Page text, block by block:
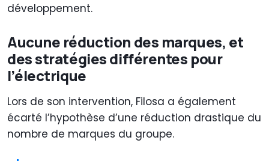
développement.
Aucune réduction des marques, et
des stratégies différentes pour
l’électrique
Lors de son intervention, Filosa a également
écarté l’hypothèse d’une réduction drastique du
nombre de marques du groupe.